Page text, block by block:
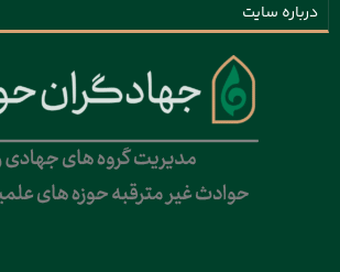
درباره سایت